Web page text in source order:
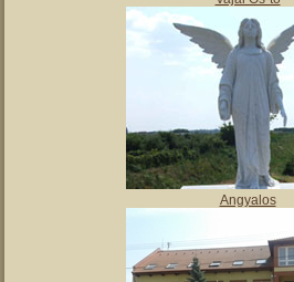
Vajai Ős-tó